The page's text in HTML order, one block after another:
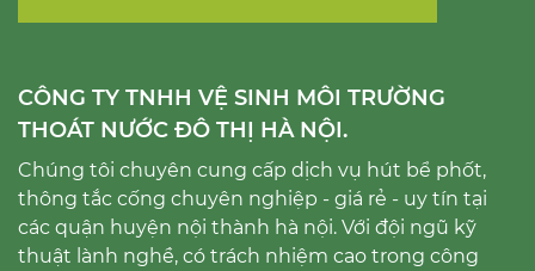
CÔNG TY TNHH VỆ SINH MÔI TRƯỜNG
THOÁT NƯỚC ĐÔ THỊ HÀ NỘI.
Chúng tôi chuyên cung cấp dịch vụ hút bể phốt,
thông tắc cống chuyên nghiệp - giá rẻ - uy tín tại
các quận huyện nội thành hà nội. Với đội ngũ kỹ
thuật lành nghề, có trách nhiệm cao trong công